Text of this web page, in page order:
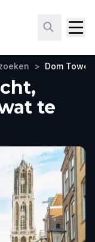
> Dom Tower
te